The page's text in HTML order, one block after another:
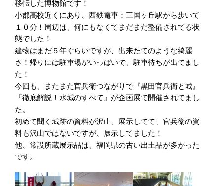
移転した博物館です！
小郡高校近くにあり、西鉄電車：三国ヶ丘駅から歩いて
１０分！周辺は、何にもなくてまだまだ整備されてる状
態でした！
建物はまだ５年ぐらいですが、出来たてのような綺麗
さ！帰りには駐車場がいっぱいで、駐車待ちが出てまし
た！
今回も、またまた官兵衛つながりで『黒田官兵衛と城』
『徹底解説！水城のすべて』が企画展で開催されてまし
た。
初めて聞く城跡の資料が沢山、展示してて、官兵衛の資
料も沢山ではないですが、展示してました！
他、常設所蔵展示品は、福岡県の古い出土品が多かった
です。